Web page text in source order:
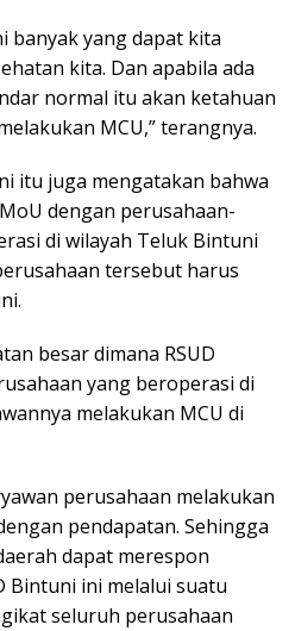
banyak yang dapat kita
kita. Dan apabila ada
normal itu akan ketahuan
MCU,” terangnya.
itu juga mengatakan bahwa
dengan perusahaan-
di wilayah Teluk Bintuni
tersebut harus
besar dimana RSUD
yang beroperasi di
melakukan MCU di
perusahaan melakukan
pendapatan. Sehingga
dapat merespon
Bintuni ini melalui suatu
seluruh perusahaan